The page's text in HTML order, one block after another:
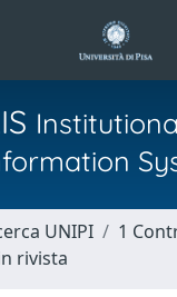
UNIPI
1
rivista